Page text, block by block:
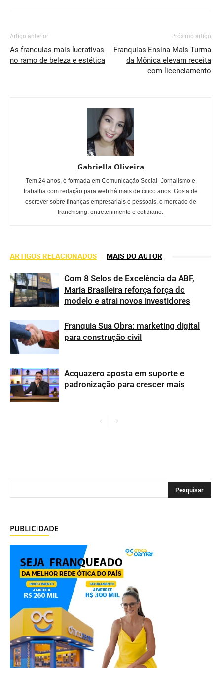
Artigo anterior
As franquias mais lucrativas
no ramo de beleza e estética
Próximo artigo
Franquias Ensina Mais Turma
da Mônica elevam receita
com licenciamento
Gabriella Oliveira
Tem 24 anos, é formada em Comunicação Social- Jornalismo e
trabalha com redação para web há mais de cinco anos. Gosta de
escrever sobre finanças empresariais e pessoais, o mercado de
franchising, entretenimento e cotidiano.
ARTIGOS RELACIONADOS MAIS DO AUTOR
Com 8 Selos de Excelência da ABF,
Maria Brasileira reforça força do
modelo e atrai novos investidores
Franquia Sua Obra: marketing digital
para construção civil
Acquazero aposta em suporte e
padronização para crescer mais
PUBLICIDADE